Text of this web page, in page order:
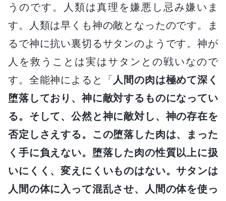
うのです。人類は真理を嫌悪し忌み嫌いま
す。人類は早くも神の敵となったのです。ま
るで神に抗い裏切るサタンのようです。神が
人を救うことは実はサタンとの戦いなので
す。全能神によると「 人間の肉は極めて深く
堕落しており、神に敵対するものになってい
る。そして、公然と神に敵対し、神の存在を
否定しさえする。この堕落した肉は、まった
く手に負えない。堕落した肉の性質以上に扱
いにくく、変えにくいものはない。サタンは
人間の体に入って混乱させ、人間の体を使っ